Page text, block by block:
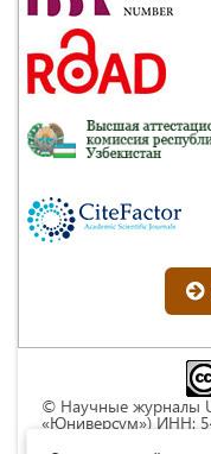
© Научные журналы
«Юниверсум») ИНН: